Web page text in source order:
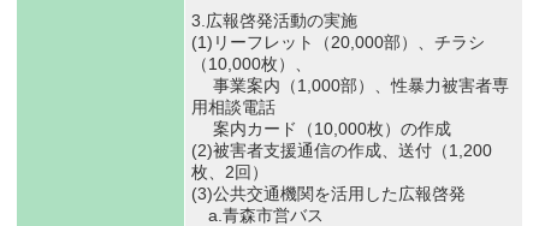
3.広報啓発活動の実施
(1)リーフレット（20,000部）、チラシ
（10,000枚）、
事業案内（1,000部）、性暴力被害者専
用相談電話
案内カード（10,000枚）の作成
(2)被害者支援通信の作成、送付（1,200
枚、2回）
(3)公共交通機関を活用した広報啓発
a.青森市営バス